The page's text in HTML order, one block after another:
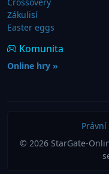
Zákulisí
Easter eggs
Komunita
Online hry »
© 2026 StarGate-